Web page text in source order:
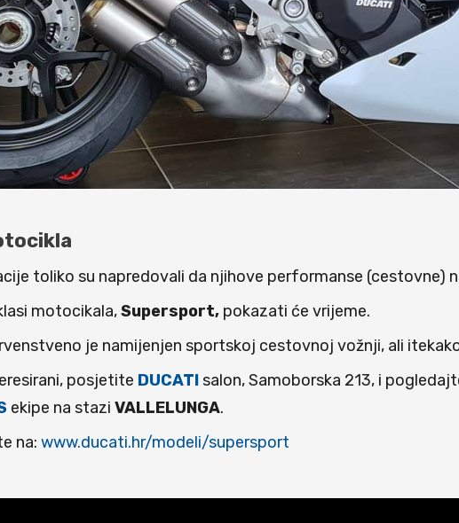
toliko su napredovali da njihove performanse (cestovne)
motocikala,Supersport, pokazati će vrijeme.
je namijenjen sportskoj cestovnoj vožnji, ali
posjetite DUCATIsalon, Samoborska 213, i
ekipe na stazi VALLELUNGA.
na: www.ducati.hr/modeli/supersport